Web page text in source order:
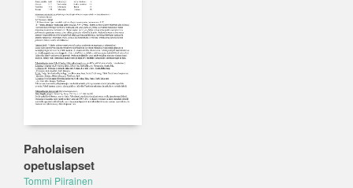
Paholaisen
opetuslapset
Tommi Piirainen